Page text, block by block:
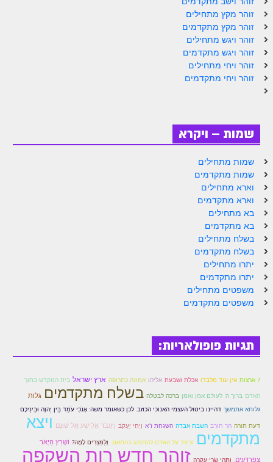
הזוהר הקדוש וישלח מתקדמים
הזוהר הקדוש וישב מתחילים
הזוהר הקדוש וישב מתקדמים
הזוהר הקדוש מקץ מתחילים
הזוהר הקדוש ויגש מתקדמים
הזוהר הקדוש ויחי מתחילים
הזוהר הקדוש ויחי מתקדמים
ספר הזוהר – שמות
הזוהר הקדוש שמות מתחילים
הזוהר הקדוש שמות מתקדמים
הזוהר הקדוש וארא מתחילים
הזוהר הקדוש וארא מתקדמים
הזוהר הקדוש בא מתקדמים
הזוהר הקדוש בשלח מתקדמים
הזוהר הקדוש יתרו מתחילים
הזוהר הקדוש יתרו מתקדמים
משפטים מתחילים
זוהר מקץ מתחילים
זוהר מקץ מתקדמים
זוהר ויגש מתחילים
זוהר ויגש מתקדמים
זוהר ויחי מתחילים
זוהר ויחי מתקדמים
שמות – ויקרא
שמות מתחילים
שמות מתקדמים
וארא מתחילים
וארא מתקדמים
בא מתחילים
בא מתקדמים
בשלח מתחילים
בשלח מתקדמים
יתרו מתחילים
יתרו מתקדמים
משפטים מתחילים
משפטים מתקדמים
תגיות פופולאריות:
7 ארצות אין עוד מלבדו אכלת ושבעת אליהו אמונה כתרופה ארץ ישראל בית המקדש בתוך
האדם ברוך ה' לעולם אמן ואמן ברכה לבטלה בשלח מתקדמים גלות
גלותא אתמשך דהיינו ביטול העצמי האנוכי הכוזב. לכן כשאומר משה: אָנֹכִי עֹמֵד בֵּין יְהוָה וּבֵינֵיכֶם
דעת תורה הר חורב השבת אבדה השגחת ז"א וַיְחִי יַעֲקֹב וַיַּעֲבֹר אֱלִישָׁע אֶל שׁוּנֵם ויצא
מתקדמים וכיצד על האדם להתנהג בהתאם. וְלַמִּצְרִים לָמָּה? ושָׁרַץ הַיְאֹר
צְפַרְדְּעִים. וַתְּהִי שָׂרַי עֲקָרָה זוהר חדש רות השקפה